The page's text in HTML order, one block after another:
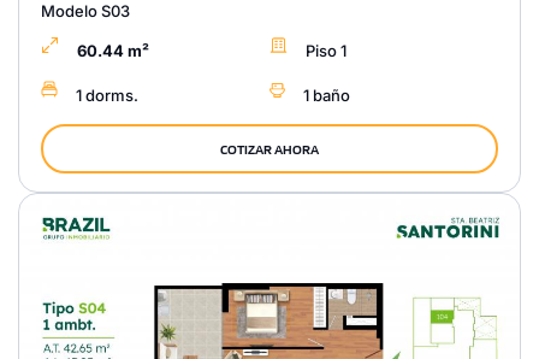
Modelo S03
60.44 m² Piso 1
1 dorms. 1 baño
COTIZAR AHORA